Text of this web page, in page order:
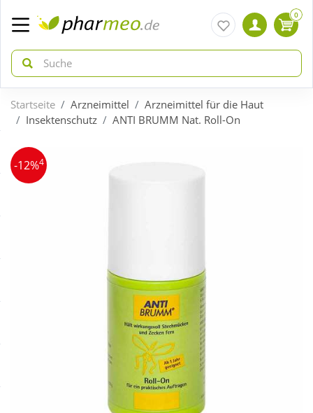
zurück
ÜBERSICHT AKTIONEN
zurück
ÜBERSICHT KATEGORIEN
Körperpflege & Kosmetik
0
Startseite Arzneimittel
Arzneimittel für die Haut
Insektenschutz
ANTI BRUMM Nat. Roll-On
-12%4